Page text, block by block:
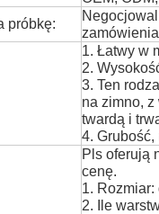
próbkę:
1. Łatwy w
2.
3. Ten
na zimno,
twardą i
4. Grubość,
Pls oferują
cenę.
1. Rozmiar:
2. Ile